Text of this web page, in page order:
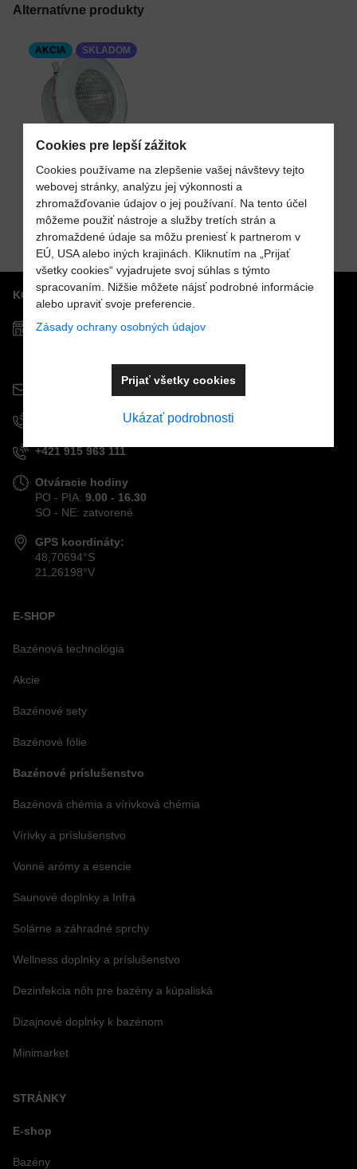
VAŠA OTÁZKA K PRODUKTU
Odoslať
Alternatívne produkty
Reflektor 300W
pre fóliované
Cena s DPH
128,13 € Do košíka
AKCIA SKLADOM
Pridať k Obľúbeným
KONTAKTY
Predajňa MOSTPOOLS
info@mostpools.sk
+421 908 926 196
+421 915 963 111
Otváracie hodiny
PO - PIA: 9.00 - 16.30
SO - NE: zatvorené
GPS koordináty:
48,70694°S
21,26198°V
E-SHOP
Bazénová technológia
Akcie
Bazénové sety
Bazénové fólie
Bazénové príslušenstvo
Bazénová chémia a vírivková chémia
Vírivky a príslušenstvo
Vonné arómy a esencie
Saunové doplnky a Infra
Solárne a záhradné sprchy
Wellness doplnky a príslušenstvo
Dezinfekcia nôh pre bazény a kúpaliská
Dizajnové doplnky k bazénom
Minimarket
STRÁNKY
E-shop
Bazény
Cookies pre lepší zážitok
Cookies používame na zlepšenie vašej návštevy tejto
webovej stránky, analýzu jej výkonnosti a
zhromažďovanie údajov o jej používaní. Na tento účel
môžeme použiť nástroje a služby tretích strán a
zhromaždené údaje sa môžu preniesť k partnerom v
EÚ, USA alebo iných krajinách. Kliknutím na „Prijať
všetky cookies“ vyjadrujete svoj súhlas s týmto
spracovaním. Nižšie môžete nájsť podrobné informácie
alebo upraviť svoje preferencie.
Zásady ochrany osobných údajov
Ukázať podrobnosti
Prijať všetky cookies